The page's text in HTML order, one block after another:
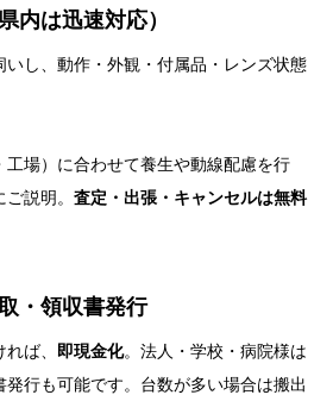
内は迅速対応）
いし、動作・外観・付属品・レンズ状態
場）に合わせて養生や動線配慮を行
説明。 査定・出張・キャンセルは無料
・領収書発行
ば、 即現金化。法人・学校・病院様は
発行も可能です。台数が多い場合は搬出